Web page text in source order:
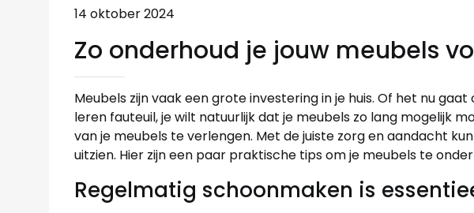
14 oktober 2024
Zo onderhoud je jouw meubels
Meubels zijn vaak een grote investering in je huis. Of het nu
leren fauteuil, je wilt natuurlijk dat je meubels zo lang mogelijk
van je meubels te verlengen. Met de juiste zorg en aandacht
uitzien. Hier zijn een paar praktische tips om je meubels te
Regelmatig schoonmaken is